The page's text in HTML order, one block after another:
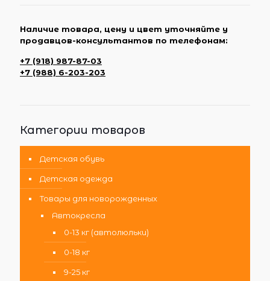
Наличие товара, цену и цвет уточняйте у
продавцов-консультантов по телефонам:
+7 (918) 987-87-03
+7 (988) 6-203-203
Категории товаров
Детская обувь
Детская одежда
Товары для новорожденных
Автокресла
0-13 кг (автолюльки)
0-18 кг
9-25 кг